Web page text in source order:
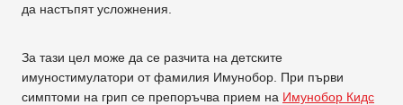
да настъпят усложнения.
За тази цел може да се разчита на детските
имуностимулатори от фамилия Имунобор. При първи
симптоми на грип се препоръчва прием на Имунобор Кидс